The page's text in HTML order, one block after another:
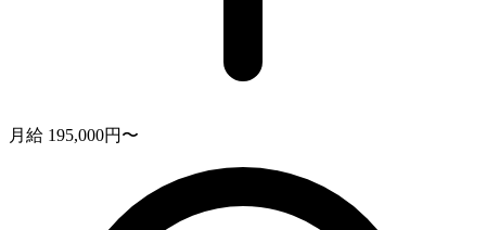
月給 195,000円〜